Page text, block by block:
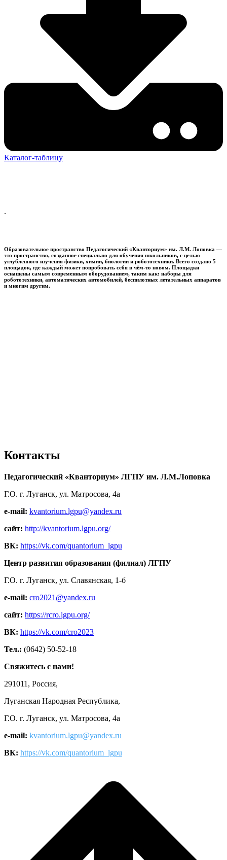
Каталог-таблицу
.
Образовательное пространство Педагогический «Кванториум» им. Л.М. Лоповка —
это пространство, созданное специально для обучения школьников, с целью
углублённого изучения физики, химии, биологии и робототехники. Всего создано 5
площадок, где каждый может попробовать себя в чём-то новом. Площадки
оснащены самым современным оборудованием, таким как: наборы для
робототехники, автоматических автомобилей, беспилотных летательных аппаратов
и многим другим.
Контакты
Педагогический «Кванториум» ЛГПУ им. Л.М.Лоповка
Г.О. г. Луганск, ул. Матросова, 4а
e-mail: kvantorium.lgpu@yandex.ru
сайт: http://kvantorium.lgpu.org/
ВК: https://vk.com/quantorium_lgpu
Центр развития образования (филиал) ЛГПУ
Г.О. г. Луганск, ул. Славянская, 1-б
e-mail: cro2021@yandex.ru
сайт: https://rcro.lgpu.org/
ВК: https://vk.com/cro2023
Тел.: (0642) 50-52-18
Свяжитесь с нами!
291011, Россия,
Луганская Народная Республика,
Г.О. г. Луганск, ул. Матросова, 4а
e-mail: kvantorium.lgpu@yandex.ru
ВК: https://vk.com/quantorium_lgpu